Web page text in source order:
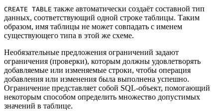
CREATE TABLE также автоматически создаёт составной тип
данных, соответствующий одной строке таблицы. Таким
образом, имя таблицы не может совпадать с именем
существующего типа в этой же схеме.
Необязательные предложения ограничений задают
ограничения (проверки), которым должны удовлетворять
добавляемые или изменяемые строки, чтобы операция
добавления или изменения была выполнена успешно.
Ограничение представляет собой SQL-объект, помогающий
некоторым способом определить множество допустимых
значений в таблице.